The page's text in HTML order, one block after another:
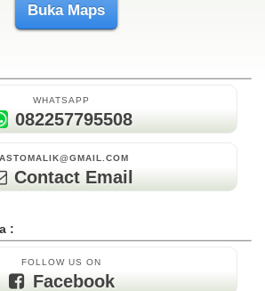
Buka Maps
WHATSAPP
082257795508
Contact Email
:
FOLLOW US ON
Facebook